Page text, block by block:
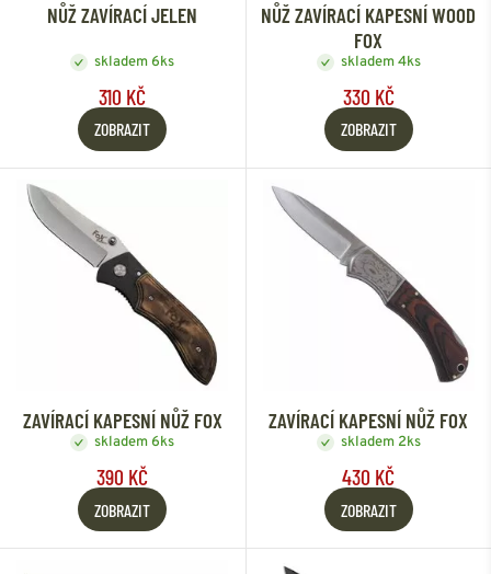
NŮŽ ZAVÍRACÍ JELEN
skladem 6ks
310 KČ
ZOBRAZIT
NŮŽ ZAVÍRACÍ KAPESNÍ WOOD
FOX
skladem 4ks
330 KČ
ZOBRAZIT
ZAVÍRACÍ KAPESNÍ NŮŽ FOX
skladem 6ks
390 KČ
ZOBRAZIT
ZAVÍRACÍ KAPESNÍ NŮŽ FOX
skladem 2ks
430 KČ
ZOBRAZIT